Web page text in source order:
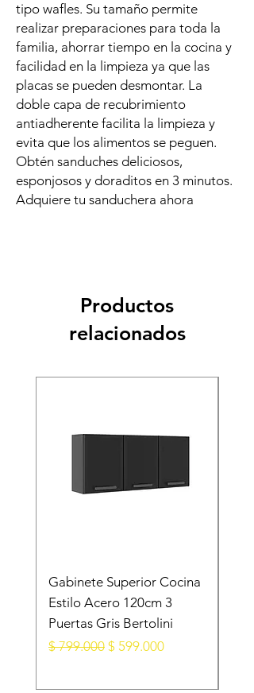
tipo wafles. Su tamaño permite
realizar preparaciones para toda la
familia, ahorrar tiempo en la cocina y
facilidad en la limpieza ya que las
placas se pueden desmontar. La
doble capa de recubrimiento
antiadherente facilita la limpieza y
evita que los alimentos se peguen.
Obtén sanduches deliciosos,
esponjosos y doraditos en 3 minutos.
Adquiere tu sanduchera ahora
Productos
relacionados
Gabinete Superior Cocina
Estilo Acero 120cm 3
Puertas Gris Bertolini
Precio
$ 799.000 Precio de oferta
$ 599.000